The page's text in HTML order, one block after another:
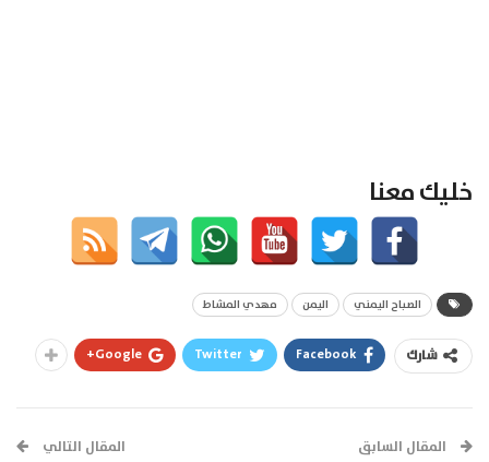
خليك معنا
الصباح اليمني اليمن مهدي المشاط
شارك Facebook
Twitter
Google+
المقال السابق المقال التالي